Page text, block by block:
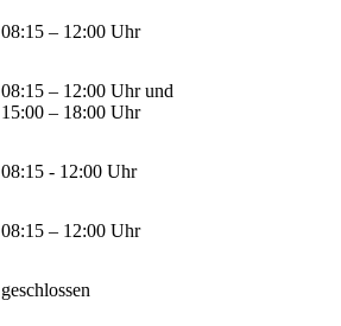
08:15 – 12:00 Uhr
08:15 – 12:00 Uhr und
15:00 – 18:00 Uhr
08:15 - 12:00 Uhr
08:15 – 12:00 Uhr
geschlossen